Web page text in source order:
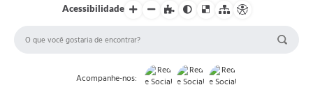
Acessibilidade
Acompanhe-nos: